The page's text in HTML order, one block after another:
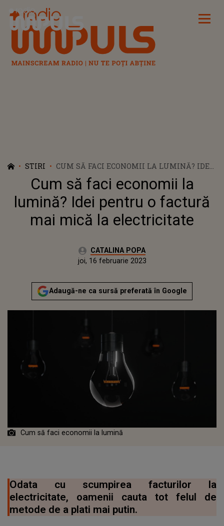
Radio Impuls
STIRI
CUM SĂ FACI ECONOMII LA LUMINĂ? IDEI
PENTRU O FACTURĂ MAI MICĂ LA
ELECTRICITATE
Cum să faci economii la
lumină? Idei pentru o factură
mai mică la electricitate
Autor:CATALINA POPA
miercuri, 16 februarie 2022Actualizat:
joi, 16 februarie 2023
Adaugă-ne ca sursă preferată în Google
Cum să faci economii la lumină
Odata cu scumpirea facturilor la
electricitate, oamenii cauta tot felul de
metode de a plati mai putin.